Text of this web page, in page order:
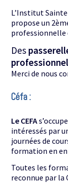
L’Institut
propose un
professionnelle
Des
professionnel
Merci de nous
Céfa :
Le CEFA
intéressés par
journées de
formation en
Toutes les
reconnue par la